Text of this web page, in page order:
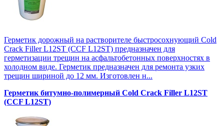
Герметик дорожный на растворителе быстросохнующий Cold
Crack Filler L12SТ (CCF L12SТ) предназначен для
герметизации трещин на асфальтобетонных поверхностях в
холодном виде. Герметик предназначен для ремонта узких
трещин шириной до 12 мм. Изготовлен н...
Герметик битумно-полимерный Cold Crack Filler L12SТ
(CCF L12SТ)